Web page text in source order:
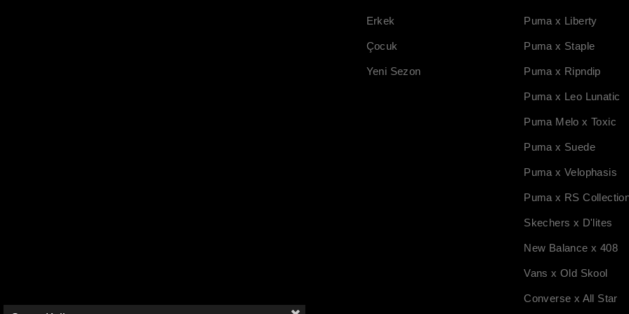
Erkek
Çocuk
Yeni Sezon
Puma x Liberty
Puma x Staple
Puma x Ripndip
Puma x Leo Lunatic
Puma Melo x Toxic
Puma x Suede
Puma x Velophasis
Puma x RS
Skechers x D'lites
New Balance x 408
Vans x Old Skool
Converse x All Star